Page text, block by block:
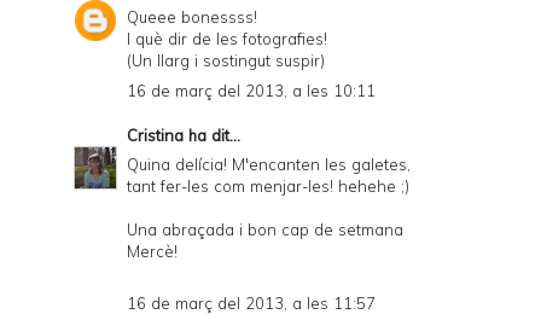
Queee bonessss!
I què dir de les fotografies!
(Un llarg i sostingut suspir)
16 de març del 2013, a les 10:11
Cristina ha dit...
Quina delícia! M'encanten les galetes,
tant fer-les com menjar-les! hehehe ;)
Una abraçada i bon cap de setmana
Mercè!
16 de març del 2013, a les 11:57